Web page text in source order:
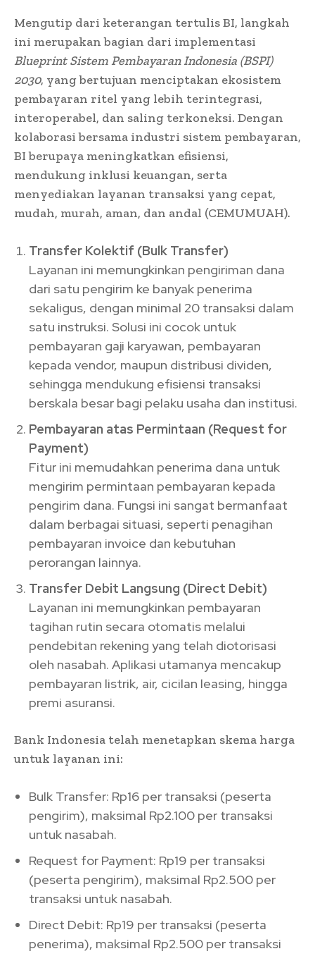
Mengutip dari keterangan tertulis BI, langkah
ini merupakan bagian dari implementasi
Blueprint Sistem Pembayaran Indonesia (BSPI)
2030, yang bertujuan menciptakan ekosistem
pembayaran ritel yang lebih terintegrasi,
interoperabel, dan saling terkoneksi. Dengan
kolaborasi bersama industri sistem pembayaran,
BI berupaya meningkatkan efisiensi,
mendukung inklusi keuangan, serta
menyediakan layanan transaksi yang cepat,
mudah, murah, aman, dan andal (CEMUMUAH).
Transfer Kolektif (Bulk Transfer)
Layanan ini memungkinkan pengiriman dana
dari satu pengirim ke banyak penerima
sekaligus, dengan minimal 20 transaksi dalam
satu instruksi. Solusi ini cocok untuk
pembayaran gaji karyawan, pembayaran
kepada vendor, maupun distribusi dividen,
sehingga mendukung efisiensi transaksi
berskala besar bagi pelaku usaha dan institusi.
Pembayaran atas Permintaan (Request for
Payment)
Fitur ini memudahkan penerima dana untuk
mengirim permintaan pembayaran kepada
pengirim dana. Fungsi ini sangat bermanfaat
dalam berbagai situasi, seperti penagihan
pembayaran invoice dan kebutuhan
perorangan lainnya.
Transfer Debit Langsung (Direct Debit)
Layanan ini memungkinkan pembayaran
tagihan rutin secara otomatis melalui
pendebitan rekening yang telah diotorisasi
oleh nasabah. Aplikasi utamanya mencakup
pembayaran listrik, air, cicilan leasing, hingga
premi asuransi.
Bank Indonesia telah menetapkan skema harga
untuk layanan ini:
Bulk Transfer: Rp16 per transaksi (peserta
pengirim), maksimal Rp2.100 per transaksi
untuk nasabah.
Request for Payment: Rp19 per transaksi
(peserta pengirim), maksimal Rp2.500 per
transaksi untuk nasabah.
Direct Debit: Rp19 per transaksi (peserta
penerima), maksimal Rp2.500 per transaksi